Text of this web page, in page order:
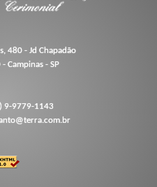
480 - Jd Chapadão
Campinas - SP
9-9779-1143